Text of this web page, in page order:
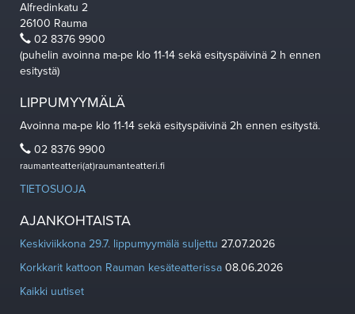
Alfredinkatu 2
26100 Rauma
02 8376 9900
(puhelin avoinna ma-pe klo 11-14 sekä esityspäivinä 2 h ennen
esitystä)
LIPPUMYYMÄLÄ
Avoinna ma-pe klo 11-14 sekä esityspäivinä 2h ennen esitystä.
02 8376 9900
raumanteatteri(at)raumanteatteri.fi
TIETOSUOJA
AJANKOHTAISTA
Keskiviikkona 29.7. lippumyymälä suljettu 27.07.2026
Korkkarit kattoon Rauman kesäteatterissa 08.06.2026
Kaikki uutiset